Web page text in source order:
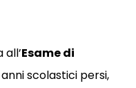
Esame di
scolastici persi,